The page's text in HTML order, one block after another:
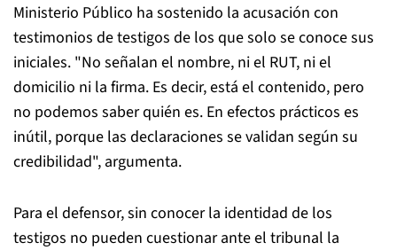
Ministerio Público ha sostenido la acusación con
testimonios de testigos de los que solo se conoce sus
iniciales. "No señalan el nombre, ni el RUT, ni el
domicilio ni la firma. Es decir, está el contenido, pero
no podemos saber quién es. En efectos prácticos es
inútil, porque las declaraciones se validan según su
credibilidad", argumenta.
Para el defensor, sin conocer la identidad de los
testigos no pueden cuestionar ante el tribunal la